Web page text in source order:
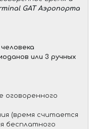
GAT Аэропорта
человека
или 3 ручных
оговоренного
(время считается
бесплатного